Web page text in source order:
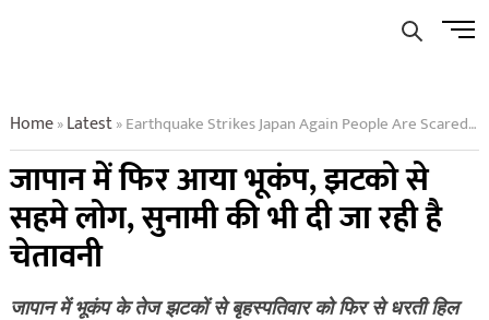
Menu
Home»Latest»Earthquake Strikes Japan Again People Are Scared By The Tremors Tsunami Warning Is Also Being Given
जापान में फिर आया भूकंप, झटको से
सहमे लोग, सुनामी की भी दी जा रही है
चेतावनी
जापान में भूकंप के तेज झटकों से बृहस्पतिवार को फिर से धरती हिल